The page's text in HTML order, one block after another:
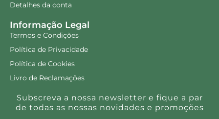
Detalhes da conta
Informação Legal
Termos e Condições
Política de Privacidade
Política de Cookies
Livro de Reclamações
Subscreva a nossa newsletter e fique a par
de todas as nossas novidades e promoções